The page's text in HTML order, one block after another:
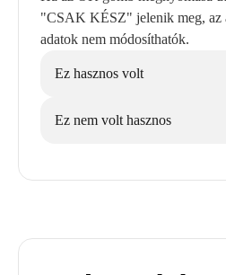
"CSAK KÉSZ" jelenik meg, az
adatok nem módosíthatók.
Ez hasznos volt
Ez nem volt hasznos